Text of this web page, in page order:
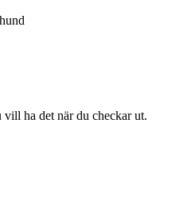
ha det när du checkar ut.